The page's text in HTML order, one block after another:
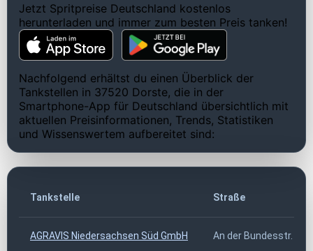
Jetzt Spritpreise Deutschland kostenlos
herunterladen und immer zum besten Preis tanken!
Nachfolgend erhältst du einen Überblick der
Tankstellen in 37520 Dorste, die in der
Smartphone-App für Deutschland übersichtlich mit
aktuellen Preisinformationen, Trends, Statistiken
und Wissenswertem aufbereitet sind:
Tankstelle Straße
AGRAVIS Niedersachsen Süd GmbH An der Bundesstr. 14